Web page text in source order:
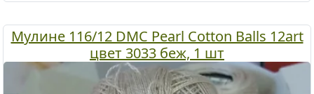
Мулине 116/12 DMC Pearl Cotton Balls 12art
цвет 3033 беж, 1 шт